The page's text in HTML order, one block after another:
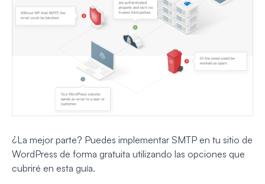
¿La mejor parte? Puedes implementar SMTP en tu sitio de
WordPress de forma gratuita utilizando las opciones que
cubriré en esta guía.